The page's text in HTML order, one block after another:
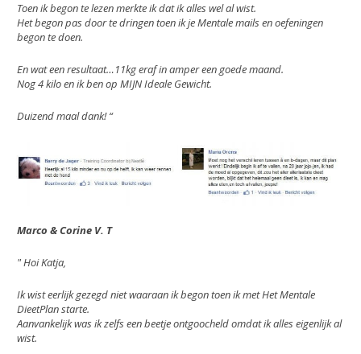
Toen ik begon te lezen merkte ik dat ik alles wel al wist.
Het begon pas door te dringen toen ik je Mentale mails en oefeningen
begon te doen.
En wat een resultaat…11kg eraf in amper een goede maand.
Nog 4 kilo en ik ben op MIJN Ideale Gewicht.
Duizend maal dank! “
Marco & Corine V. T
" Hoi Katja,
Ik wist eerlijk gezegd niet waaraan ik begon toen ik met Het Mentale
DieetPlan starte.
Aanvankelijk was ik zelfs een beetje ontgoocheld omdat ik alles eigenlijk al
wist.